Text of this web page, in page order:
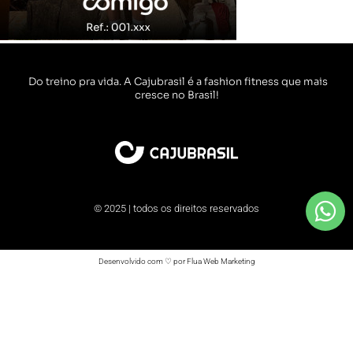
Do treino pra vida. A Cajubrasil é a fashion fitness que mais
cresce no Brasil!
© 2025 | todos os direitos reservados
Desenvolvido com ♡ por Flua Web Marketing